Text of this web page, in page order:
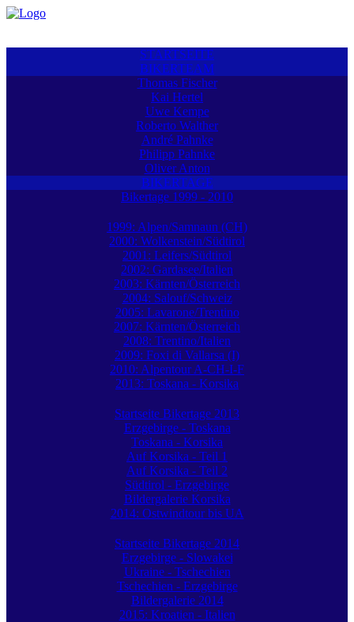
STARTSEITE
BIKERTEAM
Thomas Fischer
Kai Hertel
Uwe Kempe
Roberto Walther
André Pahnke
Philipp Pahnke
Oliver Anton
BIKERTAGE
Bikertage 1999 - 2010
1999: Alpen/Samnaun (CH)
2000: Wolkenstein/Südtirol
2001: Leifers/Südtirol
2002: Gardasee/Italien
2003: Kärnten/Österreich
2004: Salouf/Schweiz
2005: Lavarone/Trentino
2007: Kärnten/Österreich
2008: Trentino/Italien
2009: Foxi di Vallarsa (I)
2010: Alpentour A-CH-I-F
2013: Toskana - Korsika
Startseite Bikertage 2013
Erzgebirge - Toskana
Toskana - Korsika
Auf Korsika - Teil 1
Auf Korsika - Teil 2
Südtirol - Erzgebirge
Bildergalerie Korsika
2014: Ostwindtour bis UA
Startseite Bikertage 2014
Erzgebirge - Slowakei
Ukraine - Tschechien
Tschechien - Erzgebirge
Bildergalerie 2014
2015: Kroatien - Italien